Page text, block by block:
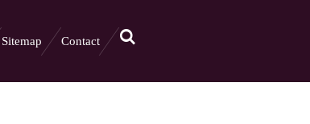
Sitemap Contact